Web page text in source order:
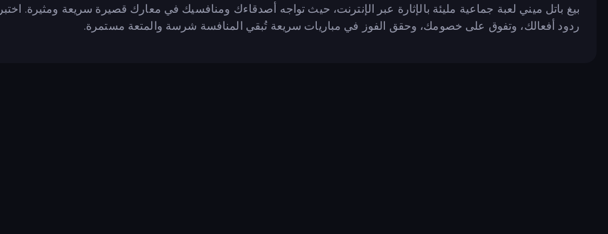
بيغ باتل ميني لعبة جماعية مليئة بالإثارة عبر الإنترنت، حيث تواجه أصدقاءك ومنافسيك في معارك قصيرة سريعة ومثيرة. اختبر
ردود أفعالك، وتفوق على خصومك، وحقق الفوز في مباريات سريعة تُبقي المنافسة شرسة والمتعة مستمرة.